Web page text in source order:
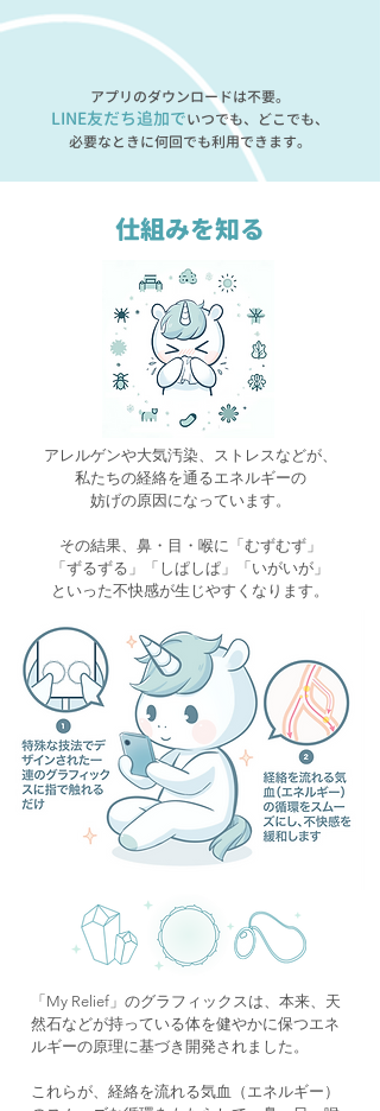
アプリのダウンロードは不要。
LINE友だち追加でいつでも、どこでも、
必要なときに何回でも利用できます。
仕組みを知る
アレルゲンや大気汚染、ストレスなどが、
私たちの経絡を通るエネルギーの
妨げの原因になっています。
その結果、鼻・目・喉に「むずむず」
「ずるずる」「しぱしぱ」「いがいが」
といった不快感が生じやすくなります。
「My Relief」のグラフィックスは、本来、天
然石などが持っている体を健やかに保つエネ
ルギーの原理に基づき開発されました。
これらが、経絡を流れる気血（エネルギー）